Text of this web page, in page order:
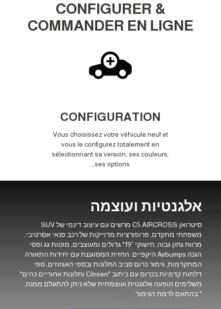
CONFIGURER &
COMMANDER EN LIGNE
CONFIGURATION
Vous choisissez votre véhicule neuf et
vous le configurez totalement en
sélectionnant sa version, ses couleurs,
ses options…
אלגנטיות ועוצמה
סיטרואן C5 AIRCROSS מרשים עם עיצוב דינמי של SUV
משפחתי מתקדם, פרופורציות מדוייקות של רכב פנאי אסרטיבי,
מרווח גחון גבוה, חישוקי ”19* גדולים ומעוצבים, מוטות גג ופסי
הגנה Airbumps היקפיים. החזית המסוגננת עם יחידות התאורה
המתקדמות, גימור כרום סביב החלונות ובספי האגזוזים, ספי
דלתות קדמיות בכרום עם כיתוב *Citroen וחלונות אחוריים כהים*
משלימים הופעה אלגנטית ועוצמתית שלא ניתן להתעלם ממנה.
* בהתאם לרמת הגימור